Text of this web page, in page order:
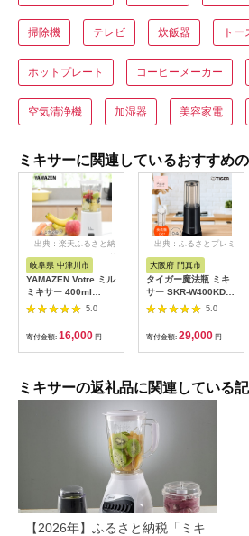
掃除機 テレビ 炊飯器 トー
ホットプレート コーヒーメーカー
空気清浄機 加湿器 美容家電
ミキサーに関連しているおすすめ
出典：楽天ふるさと納
税
岐阜県 中津川市
YAMAZEN Votre ミル
ミキサー 400ml
YMH-400(W)
5.0
寄付金額: 16,000 円
出典：ふるさとプレミ
アム
大阪府 門真市
タイガー魔法瓶 ミキ
サー SKR-W400KD
ディープブラック【ミ
キサー 電化製品 家電
安全設計 静音 ハイパ
ワー コンパクト 4枚
刃 ジューサー スムー
器洗い乾燥機対応 大
阪府 門真市 】
5.0
寄付金額: 29,000 円
ミキサーの返礼品に関連している
【2026年】ふるさと納税「ミキ